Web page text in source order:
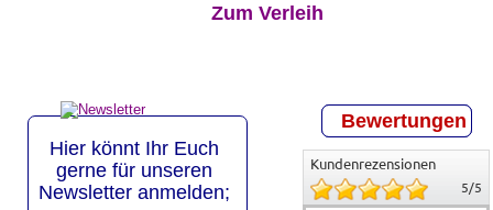
      Bewertungen
Kundenrezensionen
5/5
      Bewertungen
Kundenrezensionen
5/5
  Zum Verleih
Hier könnt Ihr Euch
gerne für unseren
Newsletter anmelden;